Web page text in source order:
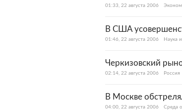
01:33, 22 августа 2006
В США
01:46, 22 августа 2006 Наука
Черкизовский
02:14, 22 августа 2006 Россия
В Москве
04:00, 22 августа 2006 Среда